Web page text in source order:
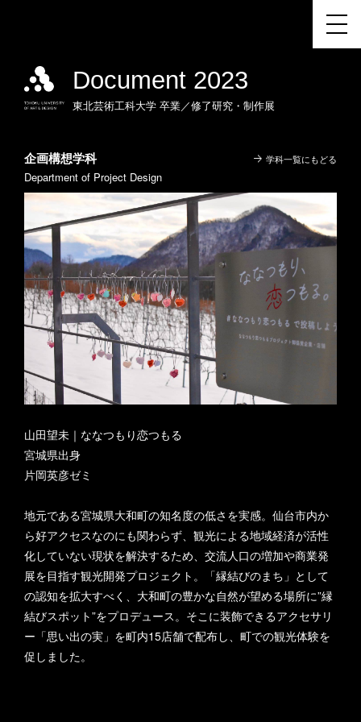
Document 2023
東北芸術工科大学 卒業／修了研究・制作展
学科一覧にもどる
企画構想学科
Department of Project Design
山田望未｜ななつもり恋つもる
宮城県出身
片岡英彦ゼミ
地元である宮城県大和町の知名度の低さを実感。仙台市内か
ら好アクセスなのにも関わらず、観光による地域経済が活性
化していない現状を解決するため、交流人口の増加や商業発
展を目指す観光開発プロジェクト。「縁結びのまち」として
の認知を拡大すべく、大和町の豊かな自然が望める場所に”縁
結びスポット”をプロデュース。そこに装飾できるアクセサリ
ー「思い出の実」を町内15店舗で配布し、町での観光体験を
促しました。